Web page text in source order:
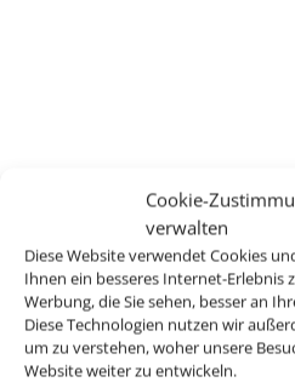
Cookie-
verwalten
Diese Website verwendet Cookies
Ihnen ein besseres Internet-Erlebnis
Werbung, die Sie sehen, besser an
Diese Technologien nutzen wir
um zu verstehen, woher unsere
Website weiter zu entwickeln.